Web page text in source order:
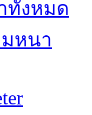
ทั้งหมด
มหนา